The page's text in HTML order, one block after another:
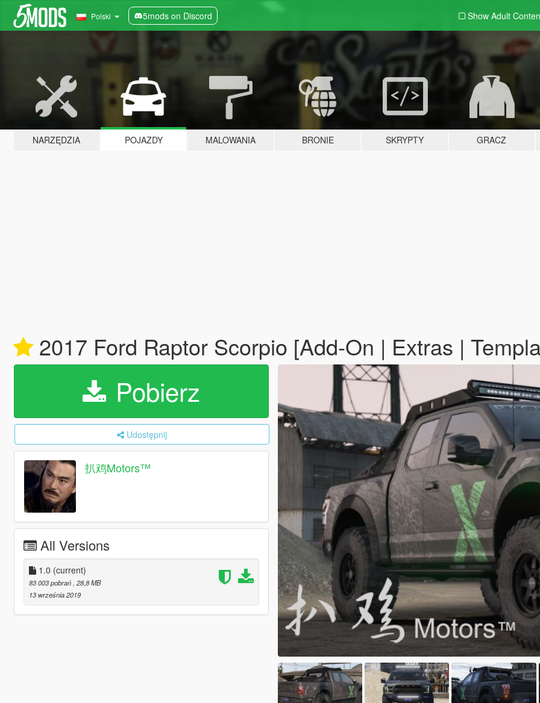
Polski 5mods on Discord Show Adult
NARZĘDZIA POJAZDY MALOWANIA BRONIE SKRYPTY GRACZ
2017 Ford Raptor Scorpio [Add-On | Extras |
Pobierz
Udostępnij
扒鸡Motors™
All Versions
1.0 (current)
83 003 pobrań , 28,8 MB
13 września 2019